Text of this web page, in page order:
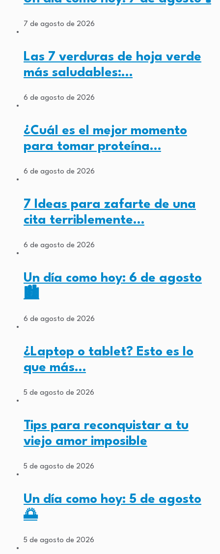
7 de agosto de 2026
Las 7 verduras de hoja verde
más saludables:…
6 de agosto de 2026
¿Cuál es el mejor momento
para tomar proteína…
6 de agosto de 2026
7 Ideas para zafarte de una
cita terriblemente…
6 de agosto de 2026
Un día como hoy: 6 de agosto
🏙️
6 de agosto de 2026
¿Laptop o tablet? Esto es lo
que más…
5 de agosto de 2026
Tips para reconquistar a tu
viejo amor imposible
5 de agosto de 2026
Un día como hoy: 5 de agosto
🌅
5 de agosto de 2026